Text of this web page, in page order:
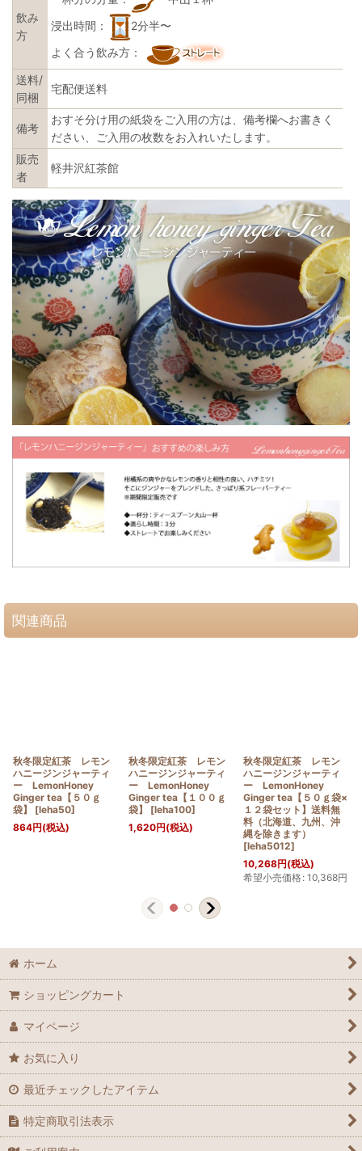
飲み
方
浸出時間：
2分半〜
よく合う飲み方：
送料/
同梱
宅配便送料
備考
おすそ分け用の紙袋をご入用の方は、備考欄へお書きく
ださい、ご入用の枚数をお入れいたします。
販売
者
軽井沢紅茶館
関連商品
秋冬限定紅茶 レモン
ハニージンジャーティ
ー LemonHoney
Ginger tea【５０ｇ
袋】
[leha50]
864円(税込)
秋冬限定紅茶 レモン
ハニージンジャーティ
ー LemonHoney
Ginger tea【１００ｇ
袋】
[leha100]
1,620円(税込)
秋冬限定紅茶 レモン
ハニージンジャーティ
ー LemonHoney
Ginger tea【５０ｇ袋×
１２袋セット】送料無
料（北海道、九州、沖
縄を除きます）
[leha5012]
10,268円(税込)
希望小売価格: 10,368円
ホーム
ショッピングカート
マイページ
お気に入り
最近チェックしたアイテム
特定商取引法表示